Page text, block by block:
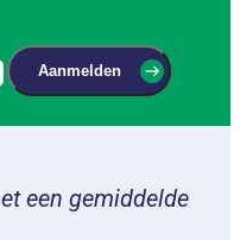
Aanmelden
een gemiddelde